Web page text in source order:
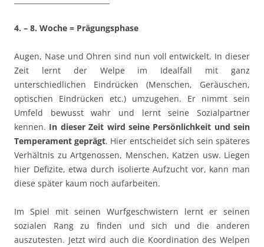
4. – 8. Woche = Prägungsphase
Augen, Nase und Ohren sind nun voll entwickelt. In dieser
Zeit lernt der Welpe im Idealfall mit ganz
unterschiedlichen Eindrücken (Menschen, Geräuschen,
optischen Eindrücken etc.) umzugehen. Er nimmt sein
Umfeld bewusst wahr und lernt seine Sozialpartner
kennen. In dieser Zeit wird seine Persönlichkeit und sein
Temperament geprägt. Hier entscheidet sich sein späteres
Verhältnis zu Artgenossen, Menschen, Katzen usw. Liegen
hier Defizite, etwa durch isolierte Aufzucht vor, kann man
diese später kaum noch aufarbeiten.
Im Spiel mit seinen Wurfgeschwistern lernt er seinen
sozialen Rang zu finden und sich und die anderen
auszutesten. Jetzt wird auch die Koordination des Welpen